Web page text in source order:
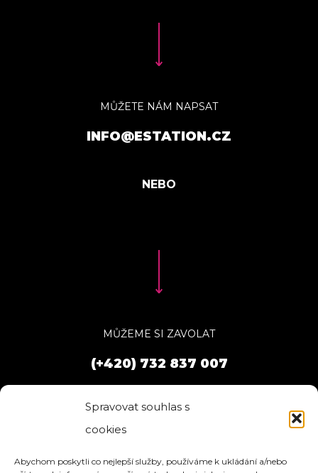
Spravovat souhlas s
cookies
Abychom poskytli co nejlepší služby, používáme k ukládání a/nebo
MŮŽETE NÁM NAPSAT
INFO@ESTATION.CZ
MŮŽEME SI ZAVOLAT
(+420) 732 837 007